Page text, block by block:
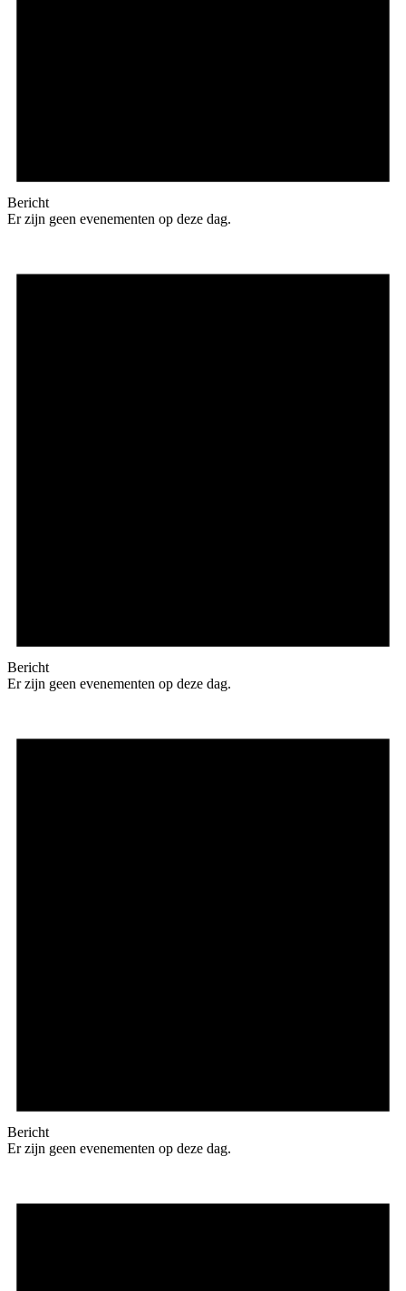
Bericht
Er zijn geen evenementen op deze dag.
Bericht
Er zijn geen evenementen op deze dag.
Bericht
Er zijn geen evenementen op deze dag.